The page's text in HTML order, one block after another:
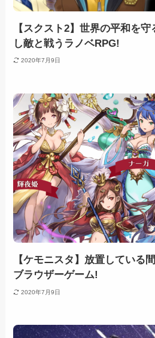
【スクスト2】世界の平和を
し敵と戦うラノベRPG!
2020年7月9日
【ケモニスタ】放置している
ブラウザーゲーム!
2020年7月9日